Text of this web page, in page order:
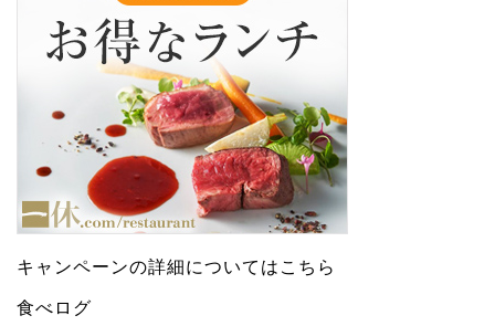
キャンペーンの詳細については こちら
食べログ